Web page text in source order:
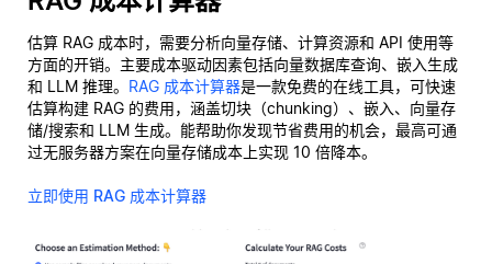
估算 RAG 成本时，需要分析向量存储、计算资源和 API 使用等
方面的开销。主要成本驱动因素包括向量数据库查询、嵌入生成
和 LLM 推理。 RAG 成本计算器是一款免费的在线工具，可快速
估算构建 RAG 的费用，涵盖切块（chunking）、嵌入、向量存
储/搜索和 LLM 生成。能帮助你发现节省费用的机会，最高可通
过无服务器方案在向量存储成本上实现 10 倍降本。
立即使用 RAG 成本计算器